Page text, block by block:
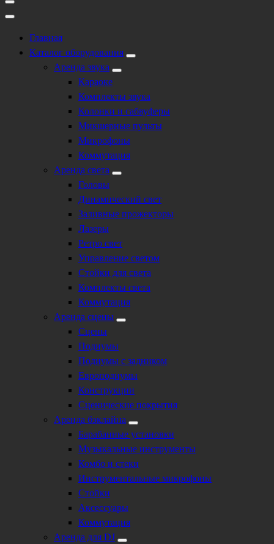
Главная
Каталог оборудования
Аренда звука
Караоке
Комплекты звука
Колонки и сабвуферы
Микшерные пульты
Микрофоны
Коммутация
Аренда света
Головы
Динамический свет
Заливные прожекторы
Лазеры
Ретро свет
Управление светом
Стойки для света
Комплекты света
Коммутация
Аренда сцены
Сцены
Подиумы
Подиумы с задником
Европодиумы
Конструкции
Сценические покрытия
Аренда бэклайна
Барабанные установки
Музыкальные инструменты
Комбо и стеки
Инструментальные микрофоны
Стойки
Аксессуары
Коммутация
Аренда для DJ